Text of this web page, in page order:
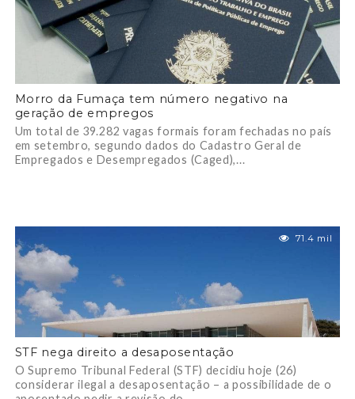
Morro da Fumaça tem número negativo na
geração de empregos
Um total de 39.282 vagas formais foram fechadas no país
em setembro, segundo dados do Cadastro Geral de
Empregados e Desempregados (Caged),...
71.4 mil
STF nega direito a desaposentação
O Supremo Tribunal Federal (STF) decidiu hoje (26)
considerar ilegal a desaposentação – a possibilidade de o